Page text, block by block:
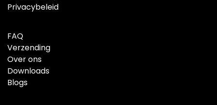
Privacybeleid
FAQ
Verzending
Over ons
Downloads
Blogs